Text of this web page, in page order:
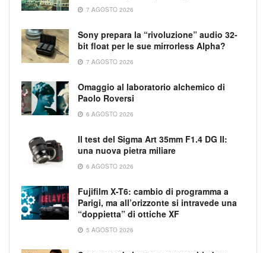
7 AGOSTO 2026
Sony prepara la “rivoluzione” audio 32-
bit float per le sue mirrorless Alpha?
7 AGOSTO 2026
Omaggio al laboratorio alchemico di
Paolo Roversi
6 AGOSTO 2026
Il test del Sigma Art 35mm F1.4 DG II:
una nuova pietra miliare
6 AGOSTO 2026
Fujifilm X-T6: cambio di programma a
Parigi, ma all’orizzonte si intravede una
“doppietta” di ottiche XF
5 AGOSTO 2026